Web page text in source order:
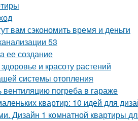
вам сэкономить время и деньги
53
ее создание
и красоту растений
системы отопления
вентиляцию погреба в гараже
квартир: 10 идей для
Дизайн 1 комнатной квартиры